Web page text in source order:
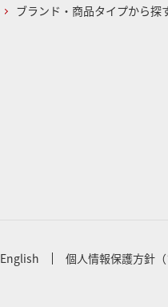
ブランド・商品タイプから探
English 個人情報保護方針（